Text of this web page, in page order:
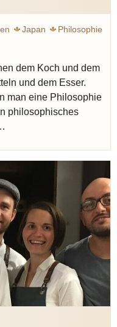
Japan Philosophie
dem Koch und dem
und dem Esser.
man eine Philosophie
philosophisches